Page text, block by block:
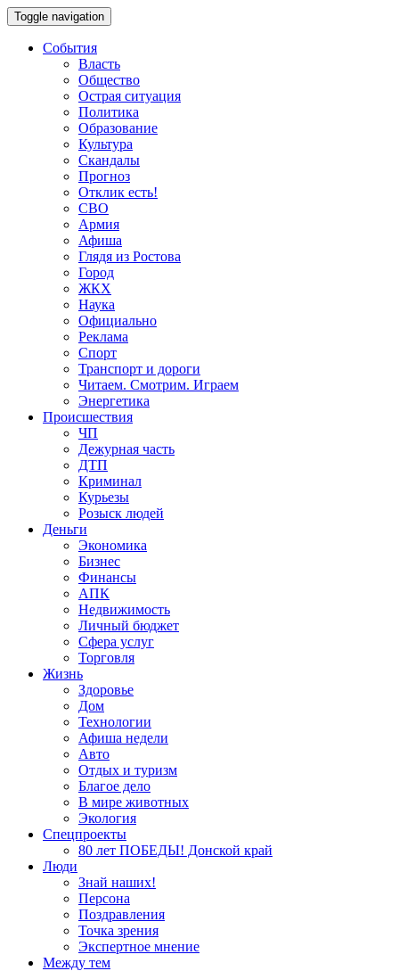
Toggle navigation
События
Власть
Общество
Острая ситуация
Политика
Образование
Культура
Скандалы
Прогноз
Отклик есть!
СВО
Армия
Афиша
Глядя из Ростова
Город
ЖКХ
Наука
Официально
Реклама
Спорт
Транспорт и дороги
Читаем. Смотрим. Играем
Энергетика
Происшествия
ЧП
Дежурная часть
ДТП
Криминал
Курьезы
Розыск людей
Деньги
Экономика
Бизнес
Финансы
АПК
Недвижимость
Личный бюджет
Сфера услуг
Торговля
Жизнь
Здоровье
Дом
Технологии
Афиша недели
Авто
Отдых и туризм
Благое дело
В мире животных
Экология
Спецпроекты
80 лет ПОБЕДЫ! Донской край
Люди
Знай наших!
Персона
Поздравления
Точка зрения
Экспертное мнение
Между тем